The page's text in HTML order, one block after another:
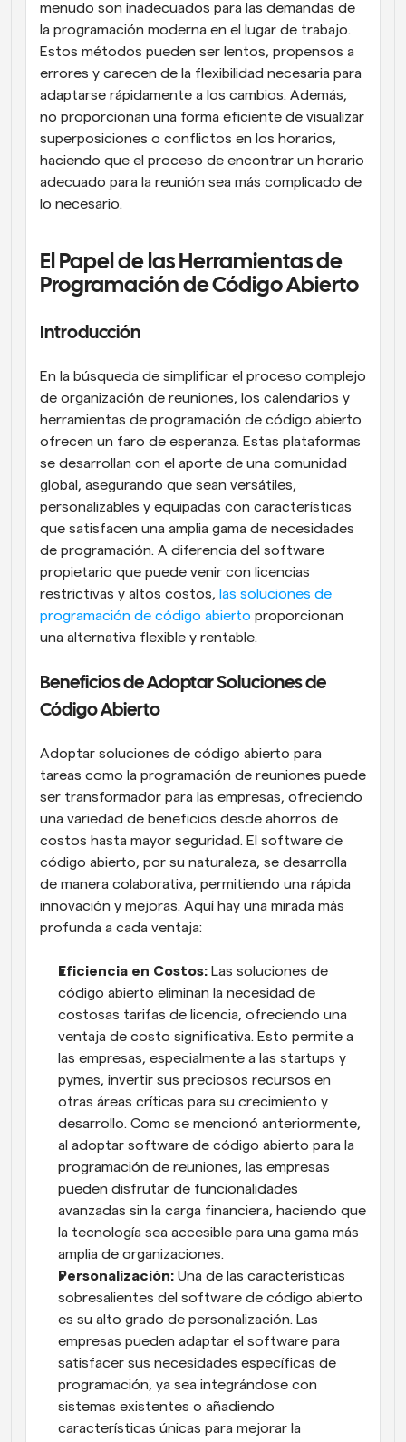
menudo son inadecuados para las demandas de
la programación moderna en el lugar de trabajo.
Estos métodos pueden ser lentos, propensos a
errores y carecen de la flexibilidad necesaria para
adaptarse rápidamente a los cambios. Además,
no proporcionan una forma eficiente de visualizar
superposiciones o conflictos en los horarios,
haciendo que el proceso de encontrar un horario
adecuado para la reunión sea más complicado de
lo necesario.
El Papel de las Herramientas de
Programación de Código Abierto
Introducción
En la búsqueda de simplificar el proceso complejo
de organización de reuniones, los calendarios y
herramientas de programación de código abierto
ofrecen un faro de esperanza. Estas plataformas
se desarrollan con el aporte de una comunidad
global, asegurando que sean versátiles,
personalizables y equipadas con características
que satisfacen una amplia gama de necesidades
de programación. A diferencia del software
propietario que puede venir con licencias
restrictivas y altos costos, las soluciones de
programación de código abierto proporcionan
una alternativa flexible y rentable.
Beneficios de Adoptar Soluciones de
Código Abierto
Adoptar soluciones de código abierto para
tareas como la programación de reuniones puede
ser transformador para las empresas, ofreciendo
una variedad de beneficios desde ahorros de
costos hasta mayor seguridad. El software de
código abierto, por su naturaleza, se desarrolla
de manera colaborativa, permitiendo una rápida
innovación y mejoras. Aquí hay una mirada más
profunda a cada ventaja:
Eficiencia en Costos: Las soluciones de
código abierto eliminan la necesidad de
costosas tarifas de licencia, ofreciendo una
ventaja de costo significativa. Esto permite a
las empresas, especialmente a las startups y
pymes, invertir sus preciosos recursos en
otras áreas críticas para su crecimiento y
desarrollo. Como se mencionó anteriormente,
al adoptar software de código abierto para la
programación de reuniones, las empresas
pueden disfrutar de funcionalidades
avanzadas sin la carga financiera, haciendo que
la tecnología sea accesible para una gama más
amplia de organizaciones.
Personalización: Una de las características
sobresalientes del software de código abierto
es su alto grado de personalización. Las
empresas pueden adaptar el software para
satisfacer sus necesidades específicas de
programación, ya sea integrándose con
sistemas existentes o añadiendo
características únicas para mejorar la